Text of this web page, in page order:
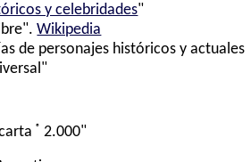
y celebridades"
Wikipedia
de personajes históricos y actuales
® 2.000"